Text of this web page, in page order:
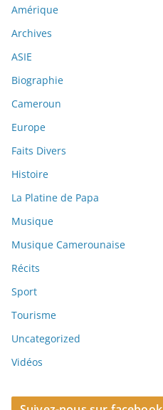
Amérique
Archives
ASIE
Biographie
Cameroun
Europe
Faits Divers
Histoire
La Platine de Papa
Musique
Musique Camerounaise
Récits
Sport
Tourisme
Uncategorized
Vidéos